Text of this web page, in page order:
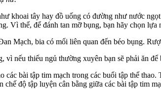
khoai tây hay đồ uống có đường như nước
Vì thế, để đánh tan mỡ bụng, bạn hãy chọn
Mạch, bia có mối liên quan đến béo bụng.
vì nếu thiếu ngủ thường xuyên bạn sẽ phải ăn
các bài tập tim mạch trong các buổi tập thể
độ tập luyện cân bằng giữa các bài tập tim